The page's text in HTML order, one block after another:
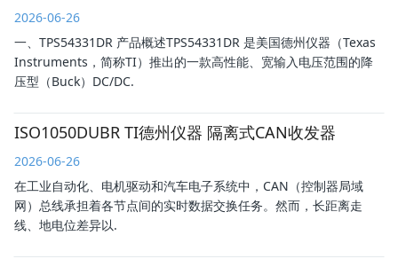
2026-06-26
一、TPS54331DR 产品概述TPS54331DR 是美国德州仪器（Texas
Instruments，简称TI）推出的一款高性能、宽输入电压范围的降
压型（Buck）DC/DC.
ISO1050DUBR TI德州仪器 隔离式CAN收发器
2026-06-26
在工业自动化、电机驱动和汽车电子系统中，CAN（控制器局域
网）总线承担着各节点间的实时数据交换任务。然而，长距离走
线、地电位差异以.